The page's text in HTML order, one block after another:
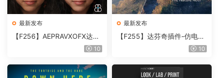
最新发布
【F256】AEPRAVXOFX达芬
奇视频人像磨皮润肤美颜插件
10
最新发布
【F255】达芬奇插件-仿电影
胶片视频调色插件 ARRI Film
10